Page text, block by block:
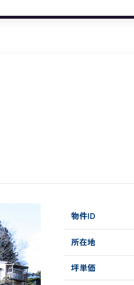
物件ID
所在地
坪単価